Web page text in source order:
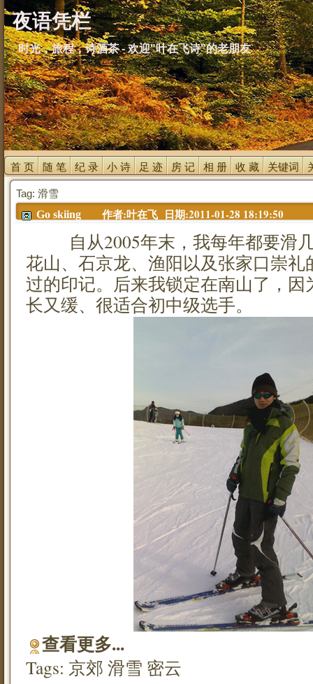
夜语凭栏
时光，旅程，诗酒茶 - 欢迎"叶在飞诗"的老朋友
首 页 随 笔 纪 录 小 诗 足 迹 房 记 相 册 收 藏 关键词
Tag: 滑雪
Go skiing
作者:叶在飞 日期:2011-01-28 18:19:50
自从2005年末，我每年都要滑几
花山、石京龙、渔阳以及张家口崇
过的印记。后来我锁定在南山了，
长又缓、很适合初中级选手。
查看更多...
Tags: 京郊 滑雪 密云